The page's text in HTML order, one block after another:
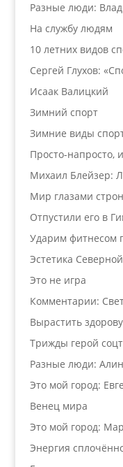
Разные люди:
На службу людям
10 летних видов
Сергей Глухов:
Исаак Валицкий
Зимний спорт
Зимние виды
Просто-напросто,
Михаил Блейзер:
Мир глазами
Отпустили его в
Ударим фитнесом
Эстетика
Это не игра
Комментарии:
Вырастить
Трижды герой
Разные люди:
Это мой город:
Венец мира
Это мой город:
Энергия